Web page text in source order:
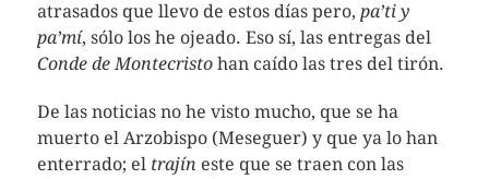
atrasados que llevo de estos días pero, pa’ti y
pa’mí, sólo los he ojeado. Eso sí, las entregas del
Conde de Montecristohan caído las tres del tirón.
De las noticias no he visto mucho, que se ha
muerto el Arzobispo (Meseguer) y que ya lo han
enterrado; el trajín este que se traen con las